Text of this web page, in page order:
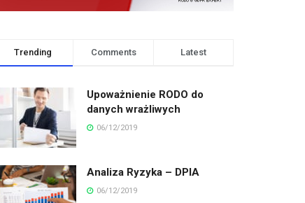
Trending Comments Latest
Upoważnienie RODO do
danych wrażliwych
06/12/2019
Analiza Ryzyka – DPIA
06/12/2019